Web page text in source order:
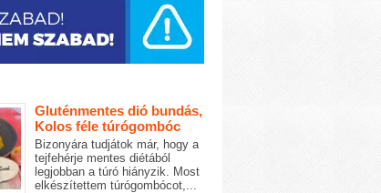
Gluténmentes dió bundás,
Kolos féle túrógombóc
Bizonyára tudjátok már, hogy a
tejfehérje mentes diétából
legjobban a túró hiányzik. Most
elkészítettem túrógombócot,...